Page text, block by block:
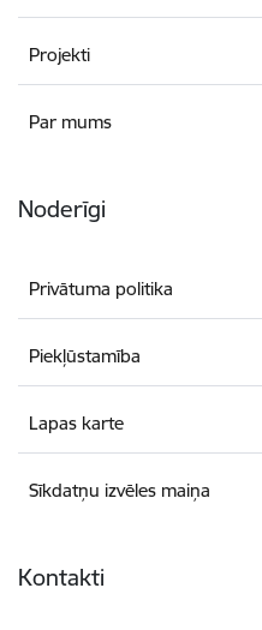
Projekti
Par mums
Noderīgi
Privātuma politika
Piekļūstamība
Lapas karte
Sīkdatņu izvēles maiņa
Kontakti